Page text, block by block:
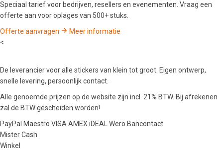
Speciaal tarief voor bedrijven, resellers en evenementen. Vraag een
offerte aan voor oplages van 500+ stuks.
Offerte aanvragen
Meer informatie
<
De leverancier voor alle stickers van klein tot groot. Eigen ontwerp,
snelle levering, persoonlijk contact.
Alle genoemde prijzen op de website zijn incl. 21% BTW. Bij afrekenen
zal de BTW gescheiden worden!
PayPal Maestro VISA AMEX iDEAL Wero Bancontact
Mister Cash
Winkel